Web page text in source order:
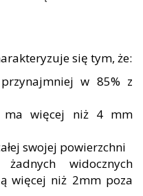
się tym, że:
w 85% z
ma więcej niż 4 mm
swojej powierzchni
widocznych
więcej niż 2mm poza